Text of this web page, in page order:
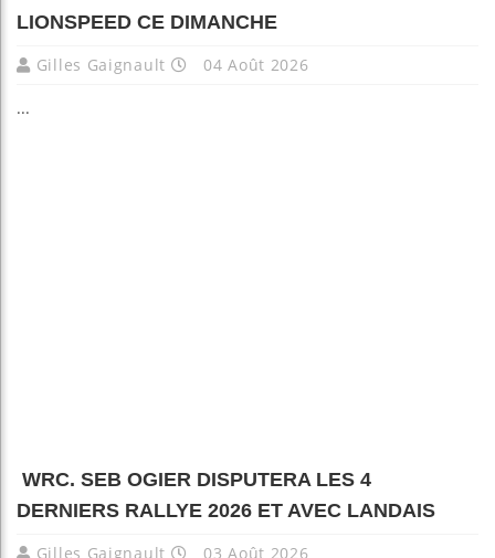
LIONSPEED CE DIMANCHE
Gilles Gaignault 04 Août 2026
...
WRC. SEB OGIER DISPUTERA LES 4
DERNIERS RALLYE 2026 ET AVEC LANDAIS
Gilles Gaignault 03 Août 2026